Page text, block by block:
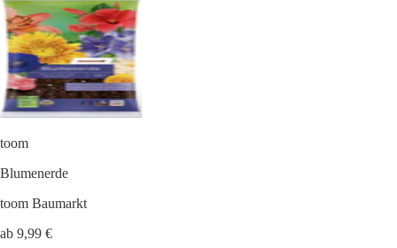
toom
Blumenerde
toom Baumarkt
ab 9,99 €